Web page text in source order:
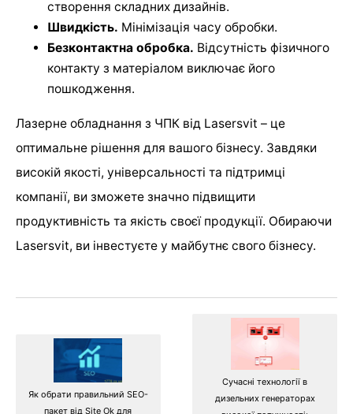
створення складних дизайнів.
Швидкість. Мінімізація часу обробки.
Безконтактна обробка. Відсутність фізичного
контакту з матеріалом виключає його
пошкодження.
Лазерне обладнання з ЧПК від Lasersvit – це
оптимальне рішення для вашого бізнесу. Завдяки
високій якості, універсальності та підтримці
компанії, ви зможете значно підвищити
продуктивність та якість своєї продукції. Обираючи
Lasersvit, ви інвестуєте у майбутнє свого бізнесу.
Як обрати правильний SEO-
пакет від Site Ok для
Сучасні технології в
дизельних генераторах